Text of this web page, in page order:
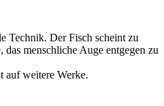
Technik. Der Fisch scheint zu
menschliche Auge entgegen zu
auf weitere Werke.